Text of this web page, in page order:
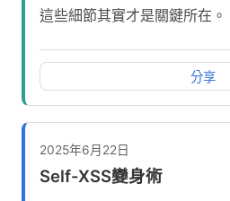
這些細節其實才是關鍵所在。
分享
2025年6月22日
Self-XSS變身術